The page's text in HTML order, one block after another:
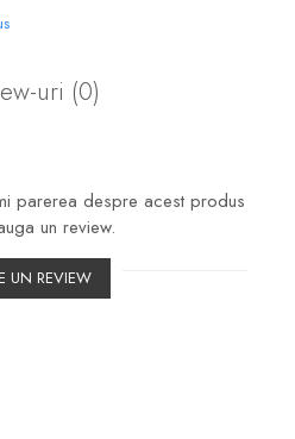
uri (0)
parerea despre acest produs
un review.
UN REVIEW